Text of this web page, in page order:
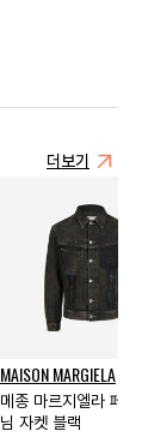
더보기
MAISON MARGIELA
메종 마르지엘라 페
님 자켓 블랙